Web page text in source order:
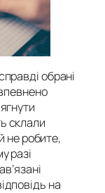
обрані
склали
не робите,
разі
на